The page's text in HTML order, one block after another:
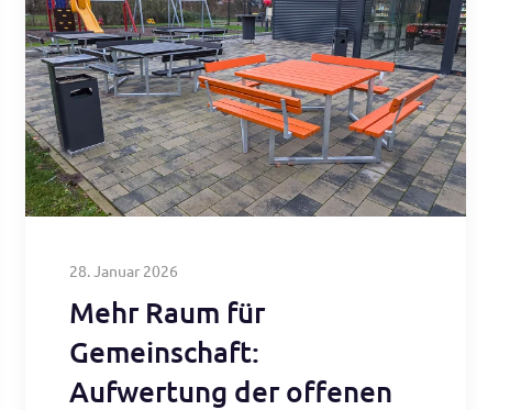
28. Januar 2026
Mehr Raum für
Gemeinschaft:
Aufwertung der offenen